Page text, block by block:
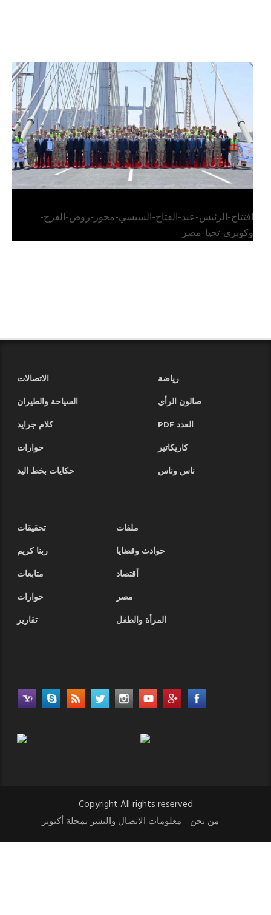
الرئيس عبد الفتاح السيسي يفتتح محور روض الفرج
وكوبري تحيا مصر
افتتاح-الرئيس-عبد-الفتاح-السيسي-محور-روض-الفرج-
وكوبري-تحيا-مصر
رياضة
الاتصالات
صالون الرأي
السياحة والطيران
العدد PDF
كلام جرايد
كاريكاتير
حوارات
ناس وناس
حكايات بخط اليد
ملفات
تحقيقات
حوادث وقضايا
ربنا كريم
أقتصاد
متابعات
مصر
حوارات
المرأة والطفل
تقارير
Copyright All rights reserved
من نحن
معلومات الاتصال والنشر بمجلة أكتوبر